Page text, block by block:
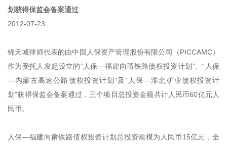
划获得保监会备案通过
2012-07-23
锦天城律师代表的由中国人保资产管理股份有限公司（PICCAMC）
作为受托人发起设立的“人保—福建向莆铁路债权投资计划”、“人保
—内蒙古高速公路债权投资计划”及“人保—淮北矿业债权投资计
划”获得保监会备案通过，三个项目总投资金额共计人民币60亿元人
民币。
人保—福建向莆铁路债权投资计划总投资规模为人民币15亿元，全